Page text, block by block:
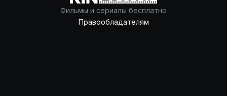
Фильмы и сериалы бесплатно
Правообладателям